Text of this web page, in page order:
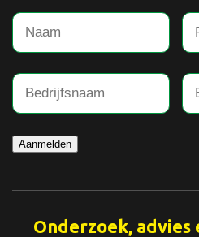
Aanmelden
Onderzoek, advies